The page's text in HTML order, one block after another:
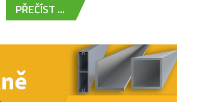
PŘEČÍST ...